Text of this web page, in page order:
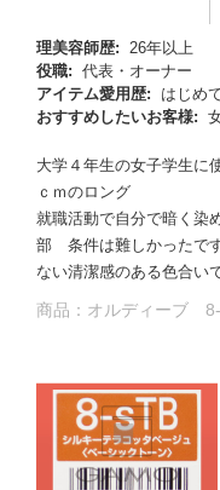
理美容師歴: 26年以上
役職: 代表・オーナー
アイテム愛用歴:
はじめ
おすすめしたいお客様:
大学４年生の女子学生に
ｃｍのロング
就職活動で自分で暗く
部 条件は難しかった
ない清潔感のある色合い
商品： オルディーブ